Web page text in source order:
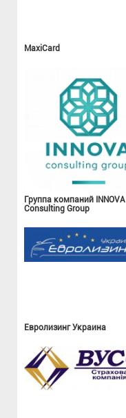
MaxiCard
Группа компаний INNOVA
Consulting Group
Евролизинг Украина